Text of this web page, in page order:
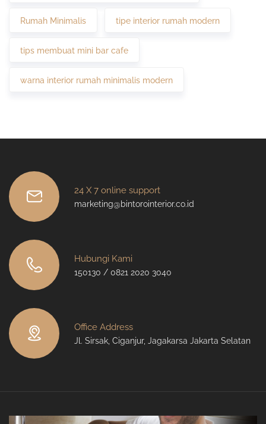
Rumah Minimalis tipe interior rumah modern
tips membuat mini bar cafe
warna interior rumah minimalis modern
24 X 7 online support
marketing@bintorointerior.co.id
Hubungi Kami
150130 / 0821 2020 3040
Office Address
Jl. Sirsak, Ciganjur, Jagakarsa Jakarta Selatan